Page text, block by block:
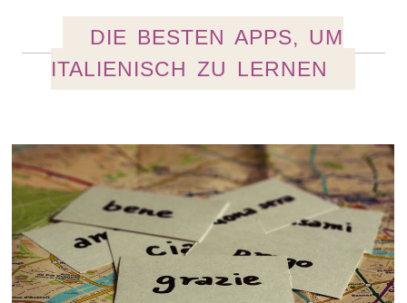
DIE BESTEN APPS, UM
ITALIENISCH ZU LERNEN